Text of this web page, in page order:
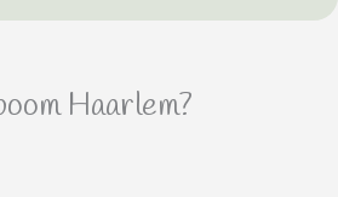
Haarlem?